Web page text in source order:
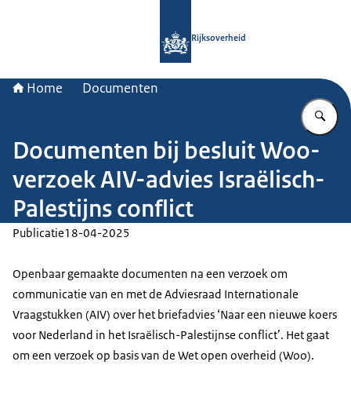
Rijksoverheid
Home Documenten
Documenten bij besluit Woo-
verzoek AIV-advies Israëlisch-
Palestijns conflict
Publicatie18-04-2025
Openbaar gemaakte documenten na een verzoek om
communicatie van en met de Adviesraad Internationale
Vraagstukken (AIV) over het briefadvies ‘Naar een nieuwe koers
voor Nederland in het Israëlisch-Palestijnse conflict’. Het gaat
om een verzoek op basis van de Wet open overheid (Woo).